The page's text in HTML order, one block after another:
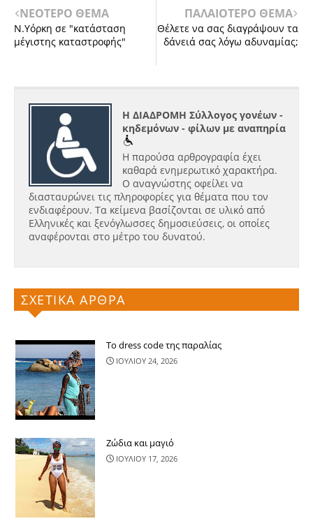
ΝΕΟΤΕΡΟ ΘΕΜΑ
Ν.Υόρκη σε "κατάσταση
μέγιστης καταστροφής"
ΠΑΛΑΙΟΤΕΡΟ ΘΕΜΑ
Θέλετε να σας διαγράψουν τα
δάνειά σας λόγω αδυναμίας;
Η ΔΙΑΔΡΟΜΗ Σύλλογος γονέων -
κηδεμόνων - φίλων με αναπηρία
Η παρούσα αρθρογραφία έχει
καθαρά ενημερωτικό χαρακτήρα.
Ο αναγνώστης οφείλει να
διασταυρώνει τις πληροφορίες για θέματα που τον
ενδιαφέρουν. Τα κείμενα βασίζονται σε υλικό από
Ελληνικές και ξενόγλωσσες δημοσιεύσεις, οι οποίες
αναφέρονται στο μέτρο του δυνατού.
ΣΧΕΤΙΚΑ ΑΡΘΡΑ
Το dress code της παραλίας
ΙΟΥΛΙΟΥ 24, 2026
Ζώδια και μαγιό
ΙΟΥΛΙΟΥ 17, 2026